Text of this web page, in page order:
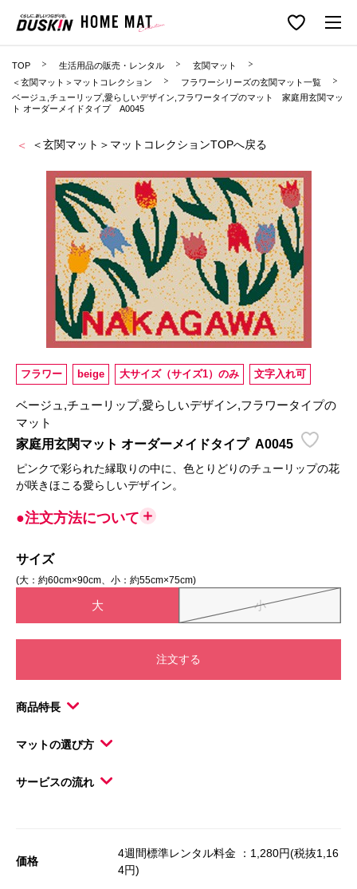
TOP 生活用品の販売・レンタル
玄関マット
＜玄関マット＞マットコレクション
フラワーシリーズの玄関マット一覧
ベージュ,チューリップ,愛らしいデザイン,フラワータイプのマット 家庭用玄関マッ
ト オーダーメイドタイプ A0045
＜玄関マット＞マットコレクションTOPへ戻る
フラワー beige 大サイズ（サイズ1）のみ 文字入れ可
ベージュ,チューリップ,愛らしいデザイン,フラワータイプの
マット
家庭用玄関マット オーダーメイドタイプ A0045
ピンクで彩られた縁取りの中に、色とりどりのチューリップの花
が咲きほこる愛らしいデザイン。
●注文方法について
サイズ
(大：約60cm×90cm、小：約55cm×75cm)
大 小
注文する
商品特長
マットの選び方
サービスの流れ
価格
4週間標準レンタル料金 ：1,280円(税抜1,16
4円)